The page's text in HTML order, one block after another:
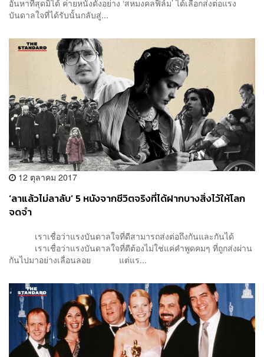
อันหาที่สุดมิได้ ค่ายหนังดังอย่าง ‘สหมงคลฟิล์ม’ ได้เลือกส่งต่อแรง
บันดาลใจที่ได้รับนั้นกลับสู่...
12 ตุลาคม 2017
‘ลาแล้วไม่ลาลับ’ 5 หนังจากชีวิตจริงที่ได้ฝากบางสิ่งไว้ให้โลก
จดจำ
เราเชื่อว่าแรงบันดาลใจที่ดีสามารถส่งต่อถึงกันและกันได้
เราเชื่อว่าแรงบันดาลใจที่ดีต้องไม่ใช่แค่คำพูดคมๆ ที่ถูกส่งผ่าน
กันไปมาอย่างเลื่อนลอย แต่แร...